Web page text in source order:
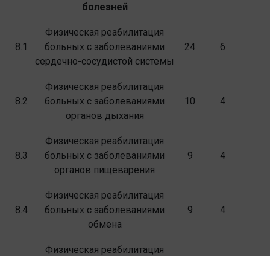
болезней
8.1
Физическая реабилитация
больных с забо­леваниями
сердечно-сосудистой системы
24 6
8.2
Физическая реабилитация
больных с забо­леваниями
органов дыхания
10 4
8.3
Физическая реабилитация
больных с забо­леваниями
органов пищеварения
9 4
8.4
Физическая реабилитация
больных с забо­леваниями
обмена
9 4
Физическая реабилитация